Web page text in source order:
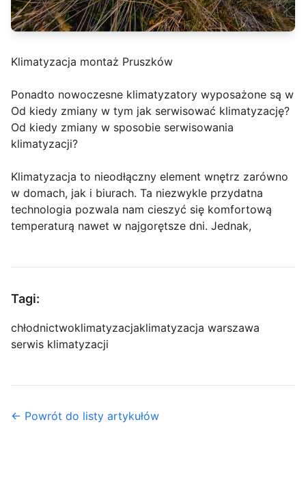
Klimatyzacja montaż Pruszków
Ponadto nowoczesne klimatyzatory wyposażone są w
Od kiedy zmiany w tym jak serwisować klimatyzację?
Od kiedy zmiany w sposobie serwisowania
klimatyzacji?
Klimatyzacja to nieodłączny element wnętrz zarówno
w domach, jak i biurach. Ta niezwykle przydatna
technologia pozwala nam cieszyć się komfortową
temperaturą nawet w najgorętsze dni. Jednak,
Tagi:
chłodnictwoklimatyzacjaklimatyzacja warszawa
serwis klimatyzacji
← Powrót do listy artykułów